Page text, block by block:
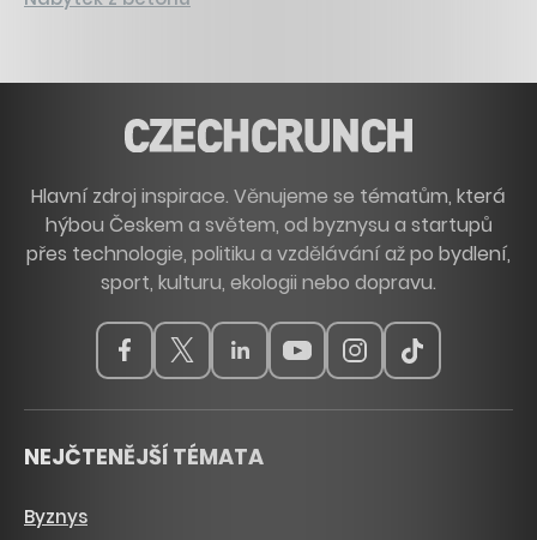
Hlavní zdroj inspirace. Věnujeme se tématům, která
hýbou Českem a světem, od byznysu a startupů
přes technologie, politiku a vzdělávání až po bydlení,
sport, kulturu, ekologii nebo dopravu.
NEJČTENĚJŠÍ TÉMATA
Byznys